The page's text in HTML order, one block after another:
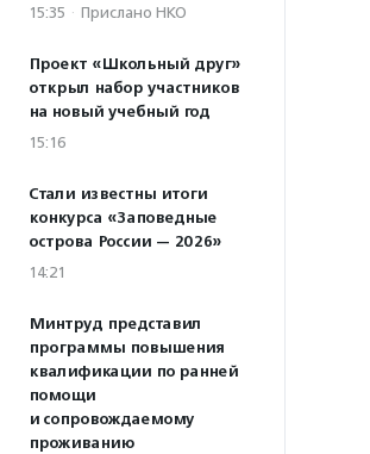
15:35 · Прислано НКО
Проект «Школьный друг»
открыл набор участников
на новый учебный год
15:16
Стали известны итоги
конкурса «Заповедные
острова России — 2026»
14:21
Минтруд представил
программы повышения
квалификации по ранней
помощи
и сопровождаемому
проживанию